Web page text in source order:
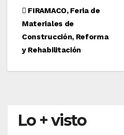
Navegación
de
entradas
FIRAMACO, Feria de
Materiales de
Construcción, Reforma
y Rehabilitación
Lo + visto